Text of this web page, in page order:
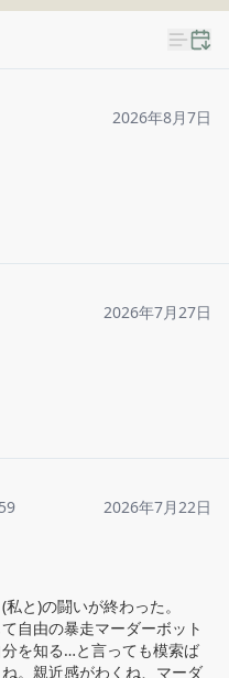
2026年8月7日
2026年7月27日
2026年7月22日
と)の闘いが終わった。
自由の暴走マーダーボット
を知る…と言っても模索ば
。親近感がわくね、マーダ